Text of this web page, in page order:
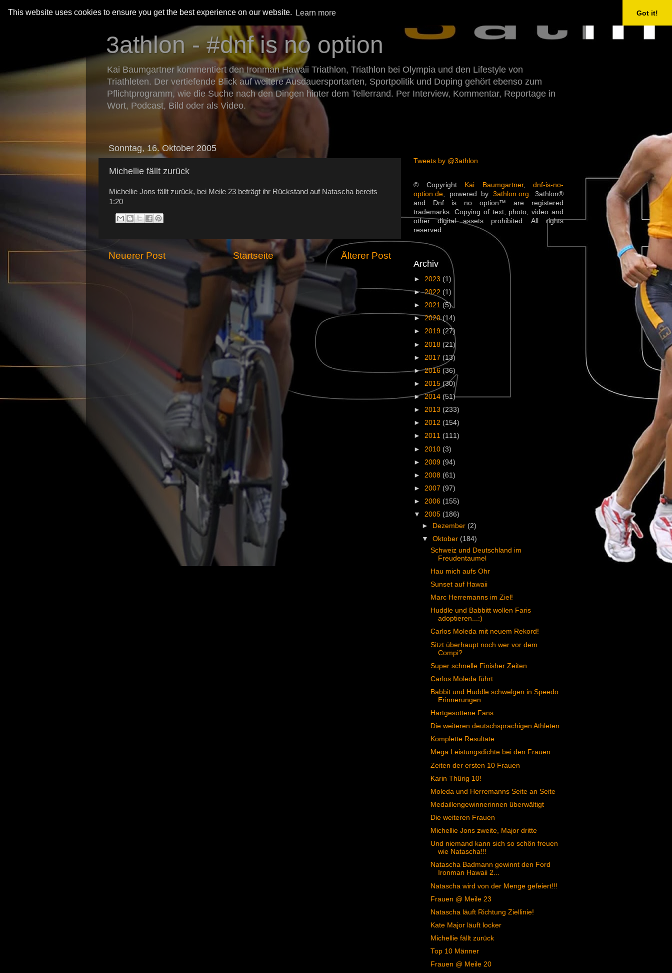
This website uses cookies to ensure you get the best experience on our website. Learn more Got it!
3athlon - #dnf is no option
Kai Baumgartner kommentiert den Ironman Hawaii Triathlon, Triathlon bei Olympia und den Lifestyle von
Triathleten. Der vertiefende Blick auf weitere Ausdauersportarten, Sportpolitik und Doping gehört ebenso zum
Pflichtprogramm, wie die Suche nach den Dingen hinter dem Tellerrand. Per Interview, Kommentar, Reportage in
Wort, Podcast, Bild oder als Video.
Sonntag, 16. Oktober 2005
Michellie fällt zurück
Michellie Jons fällt zurück, bei Meile 23 beträgt ihr Rückstand auf Natascha bereits
1:20
Neuerer Post Älterer Post
Startseite
Tweets by @3athlon
© Copyright Kai Baumgartner, dnf-is-no-
option.de , powered by 3athlon.org . 3athlon®
and Dnf is no option™ are registered
trademarks. Copying of text, photo, video and
other digital assets prohibited. All rights
reserved.
Archiv
► 2023 (1)
►2022 (1)
► 2021 (5)
►2020(14)
► 2019 (27)
► 2018 (21)
► 2017 (13)
►2016 (36)
► 2015 (30)
►2014 (51)
► 2013 (233)
► 2012 (154)
► 2011 (111)
► 2010 (3)
► 2009 (94)
► 2008 (61)
► 2007 (97)
► 2006 (155)
▼ 2005 (186)
►
Dezember (2)
▼Oktober (184)
Schweiz und Deutschland im
Freudentaumel
Hau mich aufs Ohr
Sunset auf Hawaii
Marc Herremanns im Ziel!
Huddle und Babbitt wollen Faris
adoptieren...:)
Carlos Moleda mit neuem Rekord!
Sitzt überhaupt noch wer vor dem
Compi?
Super schnelle Finisher Zeiten
Carlos Moleda führt
Babbit und Huddle schwelgen in Speedo
Erinnerungen
Hartgesottene Fans
Die weiteren deutschsprachigen Athleten
Komplette Resultate
Mega Leistungsdichte bei den Frauen
Zeiten der ersten 10 Frauen
Karin Thürig 10!
Moleda und Herremanns Seite an Seite
Medaillengewinnerinnen überwältigt
Die weiteren Frauen
Michellie Jons zweite, Major dritte
Und niemand kann sich so schön freuen
wie Natascha!!!
Natascha Badmann gewinnt den Ford
Ironman Hawaii 2...
Natascha wird von der Menge gefeiert!!!
Frauen @ Meile 23
Natascha läuft Richtung Ziellinie!
Kate Major läuft locker
Michellie fällt zurück
Top 10 Männer
Frauen @ Meile 20